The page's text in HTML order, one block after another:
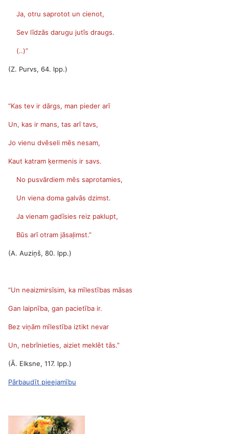
Ja, otru saprotot un cienot,
Sev līdzās darugu jutīs draugs.
(..)”
(Z. Purvs, 64. lpp.)
“Kas tev ir dārgs, man pieder arī
Un, kas ir mans, tas arī tavs,
Jo vienu dvēseli mēs nesam,
Kaut katram ķermenis ir savs.
No pusvārdiem mēs saprotamies,
Un viena doma galvās dzimst.
Ja vienam gadīsies reiz paklupt,
Būs arī otram jāsaļimst.”
(A. Auziņš, 80. lpp.)
“Un neaizmirsīsim, ka mīlestības māsas
Gan laipnība, gan pacietība ir.
Bez viņām mīlestība iztikt nevar
Un, nebrīnieties, aiziet meklēt tās.”
(Ā. Elksne, 117. lpp.)
Pārbaudīt pieejamību